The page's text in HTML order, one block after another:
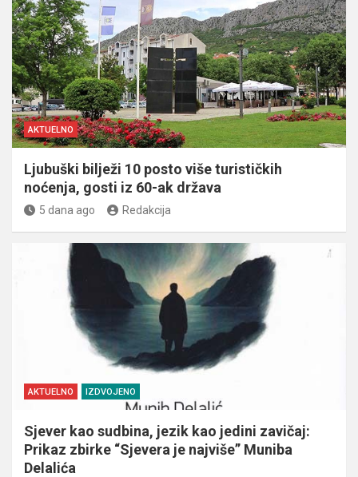
AKTUELNO
Ljubuški bilježi 10 posto više turističkih
noćenja, gosti iz 60-ak država
5 dana ago Redakcija
AKTUELNO IZDVOJENO
Sjever kao sudbina, jezik kao jedini zavičaj:
Prikaz zbirke “Sjevera je najviše” Muniba
Delalića